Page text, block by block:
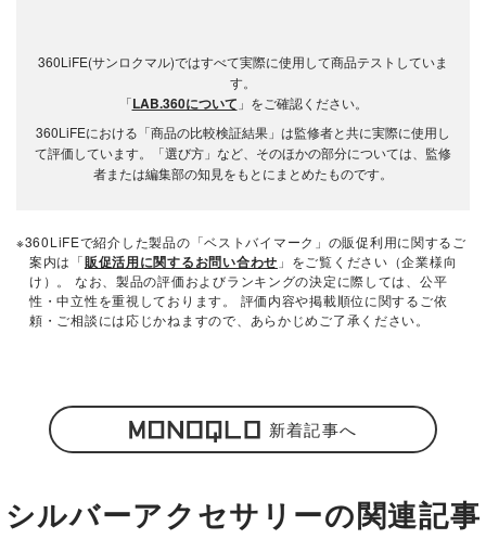
360LiFE(サンロクマル)ではすべて実際に使用して商品テストしていま
す。
「LAB.360について 」をご確認ください。
360LiFEにおける「商品の比較検証結果」は監修者と共に実際に使用し
て評価しています。「選び方」など、そのほかの部分については、監修
者または編集部の知見をもとにまとめたものです。
※360LiFEで紹介した製品の「ベストバイマーク」の販促利用に関するご
案内は「販促活用に関するお問い合わせ 」をご覧ください（企業様向
け）。 なお、製品の評価およびランキングの決定に際しては、公平
性・中立性を重視しております。 評価内容や掲載順位に関するご依
頼・ご相談には応じかねますので、あらかじめご了承ください。
新着記事へ
シルバーアクセサリーの関連記事